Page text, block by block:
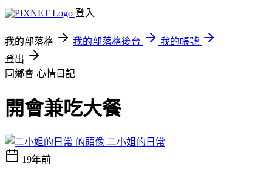
登入
我的部落格 我的部落格後台
我的帳號
登出
同鄉會 心情日記
開會兼吃大餐
二小姐的日常
19年前